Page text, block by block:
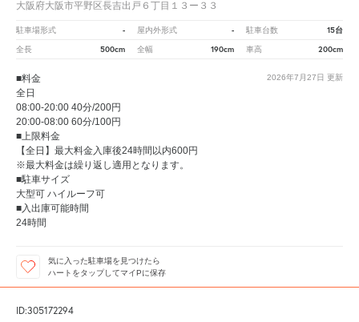
大阪府大阪市平野区長吉出戸６丁目１３ー３３
駐車場形式 - 屋内外形式 - 駐車台数 15台
全長 500cm 全幅 190cm 車高 200cm
2026年7月27日 更新
■料金
全日
08:00-20:00 40分/200円
20:00-08:00 60分/100円
■上限料金
【全日】最大料金入庫後24時間以内600円
※最大料金は繰り返し適用となります。
■駐車サイズ
大型可 ハイルーフ可
■入出庫可能時間
24時間
気に入った駐車場を見つけたら
ハートをタップしてマイPに保存
ID:305172294